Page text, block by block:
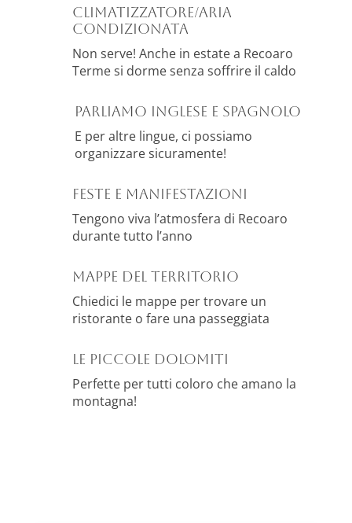
Climatizzatore/Aria
condizionata
Non serve! Anche in estate a Recoaro
Terme si dorme senza soffrire il caldo
Parliamo inglese e spagnolo
E per altre lingue, ci possiamo
organizzare sicuramente!
Feste e manifestazioni
Tengono viva l’atmosfera di Recoaro
durante tutto l’anno
MAPPE DEL TERRITORIO
Chiedici le mappe per trovare un
ristorante o fare una passeggiata
Le Piccole Dolomiti
Perfette per tutti coloro che amano la
montagna!